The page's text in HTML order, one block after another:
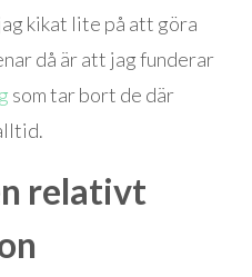
kikat lite på att göra
då är att jag funderar
som tar bort de där
relativt